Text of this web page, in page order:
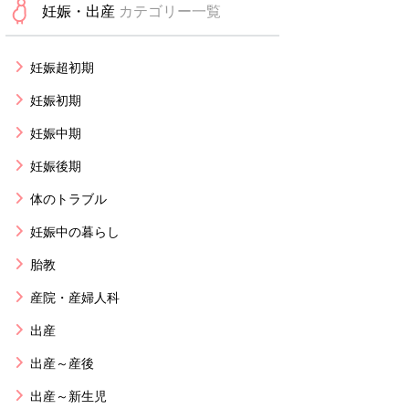
妊娠・出産 カテゴリー一覧
妊娠超初期
妊娠初期
妊娠中期
妊娠後期
体のトラブル
妊娠中の暮らし
胎教
産院・産婦人科
出産
出産～産後
出産～新生児